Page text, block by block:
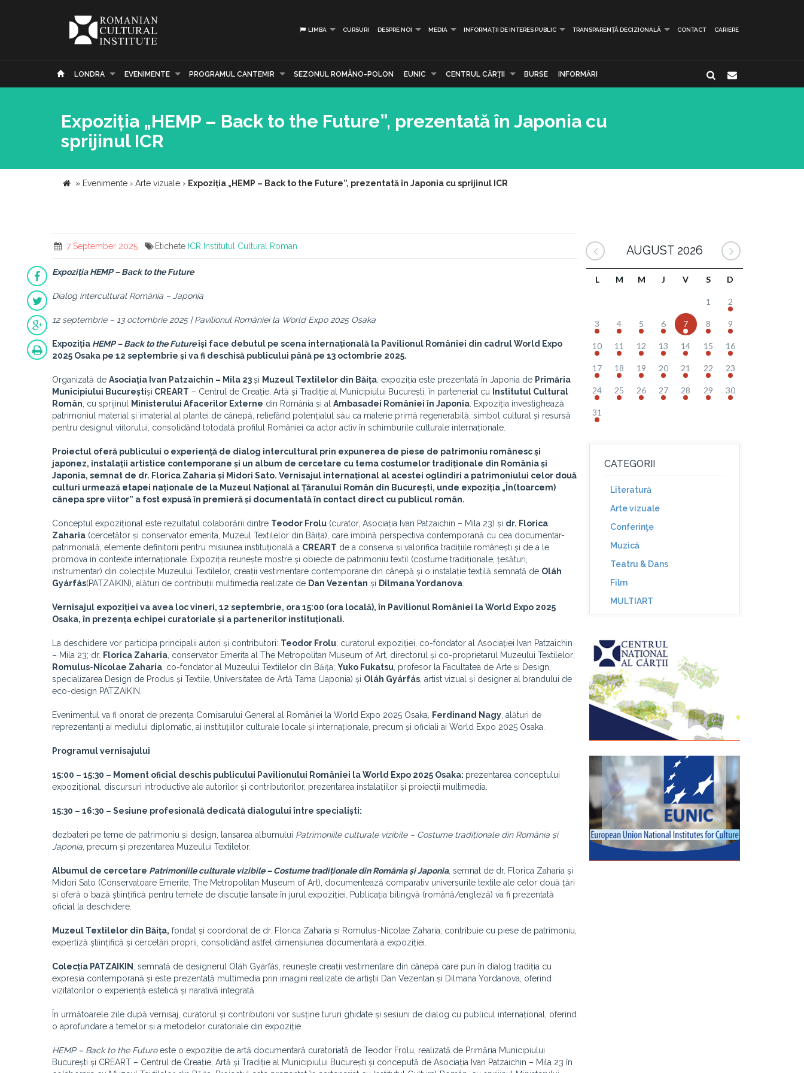
LIMBA CURSURI DESPRE NOI MEDIA INFORMAȚII DE INTERES PUBLIC TRANSPARENȚĂ DECIZIONALĂ CONTACT CARIERE
LONDRA EVENIMENTE PROGRAMUL CANTEMIR SEZONUL ROMÂNO-POLON EUNIC CENTRUL CĂRŢII BURSE INFORMĂRI
Expoziția „HEMP – Back to the Future”, prezentată în Japonia cu
sprijinul ICR
» Evenimente › Arte vizuale › Expoziția „HEMP – Back to the Future”, prezentată în Japonia cu sprijinul ICR
7 September 2025 Etichete ICR Institutul Cultural Roman
Expoziția HEMP – Back to the Future
Dialog intercultural România – Japonia
12 septembrie – 13 octombrie 2025 | Pavilionul României la World Expo 2025 Osaka
Expoziția HEMP – Back to the Futureîși face debutul pe scena internațională la Pavilionul României din cadrul World Expo
2025 Osaka pe 12 septembrie și va fi deschisă publicului până pe 13 octombrie 2025.
Organizată de Asociația Ivan Patzaichin – Mila 23și Muzeul Textilelor din Băița , expoziția este prezentată în Japonia de Primăria
Municipiului Bucureștiși CREART – Centrul de Creație, Artă și Tradiție al Municipiului București, în parteneriat cu
Institutul Cultural
Român , cu sprijinul Ministerului Afacerilor Externe din România și al Ambasadei României în Japonia . Expoziția investighează
patrimoniul material și imaterial al plantei de cânepă, reliefând potențialul său ca materie primă regenerabilă, simbol cultural și resursă
pentru designul viitorului, consolidând totodată profilul României ca actor activ în schimburile culturale internaționale.
Proiectul oferă publicului o experiență de dialog intercultural prin expunerea de piese de patrimoniu românesc și
japonez, instalații artistice contemporane și un album de cercetare cu tema costumelor tradiționale din România și
Japonia, semnat de dr. Florica Zaharia și Midori Sato. Vernisajul internațional al acestei oglindiri a patrimoniului celor două
culturi urmează etapei naționale de la Muzeul Național al Țăranului Român din București, unde expoziția „În(toarcem)
cânepa spre viitor” a fost expusă în premieră și documentată în contact direct cu publicul român.
Conceptul expozițional este rezultatul colaborării dintre Teodor Frolu (curator, Asociația Ivan Patzaichin – Mila 23) și dr. Florica
Zaharia (cercetător și conservator emerita, Muzeul Textilelor din Băița), care îmbină perspectiva contemporană cu cea documentar-
patrimonială, elemente definitorii pentru misiunea instituțională a CREART de a conserva și valorifica tradițiile românești și de a le
promova în contexte internaționale. Expoziția reunește mostre și obiecte de patrimoniu textil (costume tradiționale, țesături,
instrumentar) din colecțiile Muzeului Textilelor, creații vestimentare contemporane din cânepă și o instalație textilă semnată de Oláh
Gyárfás(PATZAIKIN), alături de contribuții multimedia realizate de Dan Vezentan și Dilmana Yordanova
Vernisajul expoziției va avea loc vineri, 12 septembrie, ora 15:00 (ora locală), în Pavilionul României la World Expo 2025
Osaka, în prezența echipei curatoriale și a partenerilor instituționali.
La deschidere vor participa principalii autori și contributori: Teodor Frolu , curatorul expoziției, co-fondator al Asociației Ivan Patzaichin
– Mila 23; dr. Florica Zaharia , conservator Emerita al The Metropolitan Museum of Art, directorul și co-proprietarul Muzeului Textilelor;
Romulus-Nicolae Zaharia , co-fondator al Muzeului Textilelor din Băița; Yuko Fukatsu , profesor la Facultatea de Arte și Design,
specializarea Design de Produs și Textile, Universitatea de Artă Tama (Japonia) și Oláh Gyárfás , artist vizual și designer al brandului de
eco-design PATZAIKIN.
Evenimentul va fi onorat de prezența Comisarului General al României la World Expo 2025 Osaka, Ferdinand Nagy , alături de
reprezentanți ai mediului diplomatic, ai instituțiilor culturale locale și internaționale, precum și oficiali ai World Expo 2025 Osaka.
Programul vernisajului
15:00 – 15:30 – Moment oficial deschis publicului Pavilionului României la World Expo 2025 Osaka: prezentarea conceptului
expozițional, discursuri introductive ale autorilor și contributorilor, prezentarea instalațiilor și proiecții multimedia.
15:30 – 16:30 – Sesiune profesională dedicată dialogului între specialiști:
dezbateri pe teme de patrimoniu și design, lansarea albumului Patrimoniile culturale vizibile – Costume tradiționale din România și
Japonia , precum și prezentarea Muzeului Textilelor.
Albumul de cercetare Patrimoniile culturale vizibile – Costume tradiționale din România și Japonia, semnat de dr. Florica Zaharia și
Midori Sato (Conservatoare Emerite, The Metropolitan Museum of Art), documentează comparativ universurile textile ale celor două țări
și oferă o bază științifică pentru temele de discuție lansate în jurul expoziției. Publicația bilingvă (română/engleză) va fi prezentată
oficial la deschidere.
Muzeul Textilelor din Băița, fondat și coordonat de dr. Florica Zaharia și Romulus-Nicolae Zaharia, contribuie cu piese de patrimoniu,
expertiză științifică și cercetări proprii, consolidând astfel dimensiunea documentară a expoziției.
Colecția PATZAIKIN
, semnată de designerul Oláh Gyárfás, reunește creații vestimentare din cânepă care pun în dialog tradiția cu
expresia contemporană și este prezentată multimedia prin imagini realizate de artiștii Dan Vezentan și Dilmana Yordanova, oferind
vizitatorilor o experiență estetică și narativă integrată.
În următoarele zile după vernisaj, curatorul și contributorii vor susține tururi ghidate și sesiuni de dialog cu publicul internațional, oferind
o aprofundare a temelor și a metodelor curatoriale din expoziție.
HEMP – Back to the Futureeste o expoziție de artă documentară curatoriată de Teodor Frolu, realizată de Primăria Municipiului
București și CREART – Centrul de Creație, Artă și Tradiție al Municipiului București și concepută de Asociația Ivan Patzaichin – Mila 23 în
AUGUST 2026
L M M J V S D
1 2
3 4 5 6 7 8 9
10 11 12 13 14 15 16
17 18 19 20 21 22 23
24 25 26 27 28 29 30
31
CATEGORII
Literatură
Arte vizuale
Conferinţe
Muzică
Teatru & Dans
Film
MULTIART